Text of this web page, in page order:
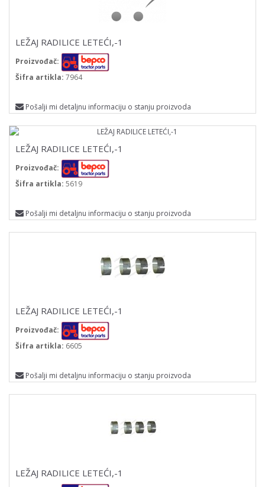
LEŽAJ RADILICE LETEĆI,-1
Proizvođač:
Šifra artikla: 7964
Pošalji mi detaljnu informaciju o stanju proizvoda
LEŽAJ RADILICE LETEĆI,-1
Proizvođač:
Šifra artikla: 5619
Pošalji mi detaljnu informaciju o stanju proizvoda
LEŽAJ RADILICE LETEĆI,-1
Proizvođač:
Šifra artikla: 6605
Pošalji mi detaljnu informaciju o stanju proizvoda
LEŽAJ RADILICE LETEĆI,-1